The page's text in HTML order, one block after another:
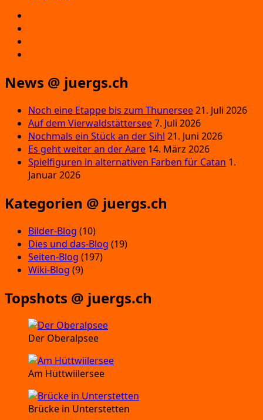
News @ juergs.ch
Noch eine Etappe bis zum Thunersee21. Juli 2026
Auf dem Vierwaldstättersee7. Juli 2026
Nochmals ein Stück an der Sihl 21. Juni 2026
Es geht weiter an der Aare 14. März 2026
Spielfiguren in alternativen Farben für Catan 1.
Januar 2026
Kategorien @ juergs.ch
Bilder-Blog (10)
Dies und das-Blog (19)
Seiten-Blog (197)
Wiki-Blog (9)
Topshots @ juergs.ch
Der Oberalpsee
Am Hüttwiilersee
Brücke in Unterstetten